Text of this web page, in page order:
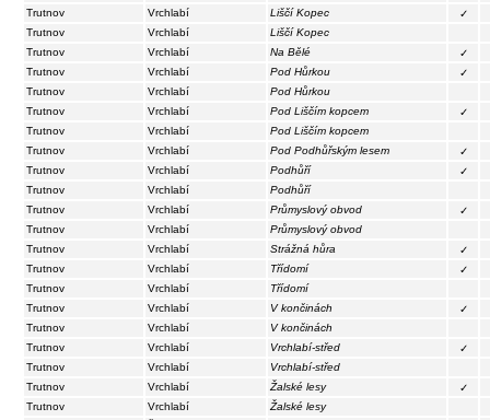
Trutnov
Vrchlabí Liščí Kopec
✓
Trutnov
Vrchlabí
Liščí Kopec
Trutnov
Vrchlabí Na Bělé
✓
Trutnov
Vrchlabí Pod Hůrkou
✓
Trutnov
Vrchlabí
Pod Hůrkou
Trutnov
Vrchlabí Pod Liščím kopcem
✓
Trutnov
Vrchlabí
Pod Liščím kopcem
Trutnov
Vrchlabí Pod Podhůřským lesem
✓
Trutnov
Vrchlabí Podhůří
✓
Trutnov
Vrchlabí
Podhůří
Trutnov
Vrchlabí Průmyslový obvod
✓
Trutnov
Vrchlabí
Průmyslový obvod
Trutnov
Vrchlabí Strážná hůra
✓
Trutnov
Vrchlabí Třídomí
✓
Trutnov
Vrchlabí
Třídomí
Trutnov
Vrchlabí V končinách
✓
Trutnov
Vrchlabí
V končinách
Trutnov
Vrchlabí Vrchlabí-střed
✓
Trutnov
Vrchlabí
Vrchlabí-střed
Trutnov
Vrchlabí Žalské lesy
✓
Trutnov
Vrchlabí
Žalské lesy